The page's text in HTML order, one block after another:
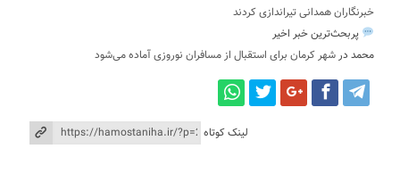
خبرنگاران همدانی تیراندازی کردند
پربحث‌ترین خبر اخیر
محمد درشهر کرمان برای استقبال از مسافران نوروزی آماده می‌شود
لینک کوتاه